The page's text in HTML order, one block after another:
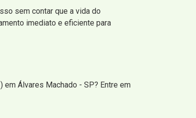
sem contar que a vida do
imediato e eficiente para
Álvares Machado - SP? Entre em